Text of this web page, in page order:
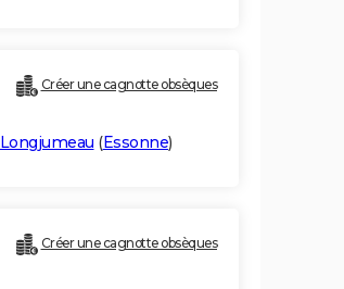
Créer une cagnotte obsèques
Longjumeau (Essonne)
Créer une cagnotte obsèques